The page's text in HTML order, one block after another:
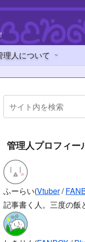
理人について
管理人プロフィー
ふーらい(Vtuber/
記事書く人。三度の飯